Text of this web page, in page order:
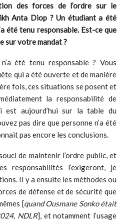
des forces de l’ordre sur le
Anta Diop ? Un étudiant a été
été tenu responsable. Est-ce que
sur votre mandat ?
été tenu responsable ? Vous
qui a été ouverte et de manière
fois, ces situations se posent et
la responsabilité de
est aujourd’hui sur la table du
pas dire que personne n’a été
pas encore les conclusions.
de maintenir l’ordre public, et
responsabilités l’exigeront, je
Il y a ensuite les méthodes ou
de défense et de sécurité que
[quand Ousmane Sonko était
NDLR], et notamment l’usage